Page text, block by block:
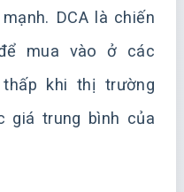
DCA là chiến
mua vào ở các
khi thị trường
giá trung bình của